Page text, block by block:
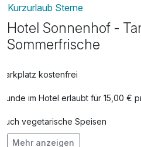
Kurzurlaub Sterne
Hotel Sonnenhof -
Sommerfrische
Parkplatz kostenfrei
Hunde im Hotel erlaubt für 15,00 €
Auch vegetarische Speisen
Mehr anzeigen